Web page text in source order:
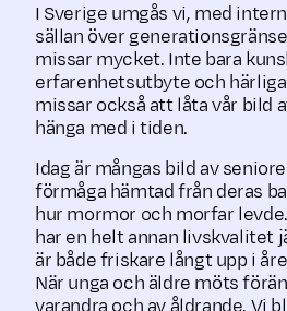
I Sverige umgås vi, med
sällan över
missar mycket. Inte bara
erfarenhetsutbyte och
missar också att låta vår bild
hänga med i tiden.
Idag är mångas bild av
förmåga hämtad från deras
hur mormor och morfar
har en helt annan livskvalitet
är både friskare långt upp i
När unga och äldre möts